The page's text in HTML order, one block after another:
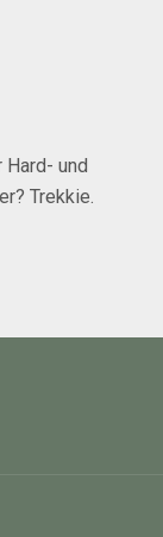
Hard- und
Trekkie.